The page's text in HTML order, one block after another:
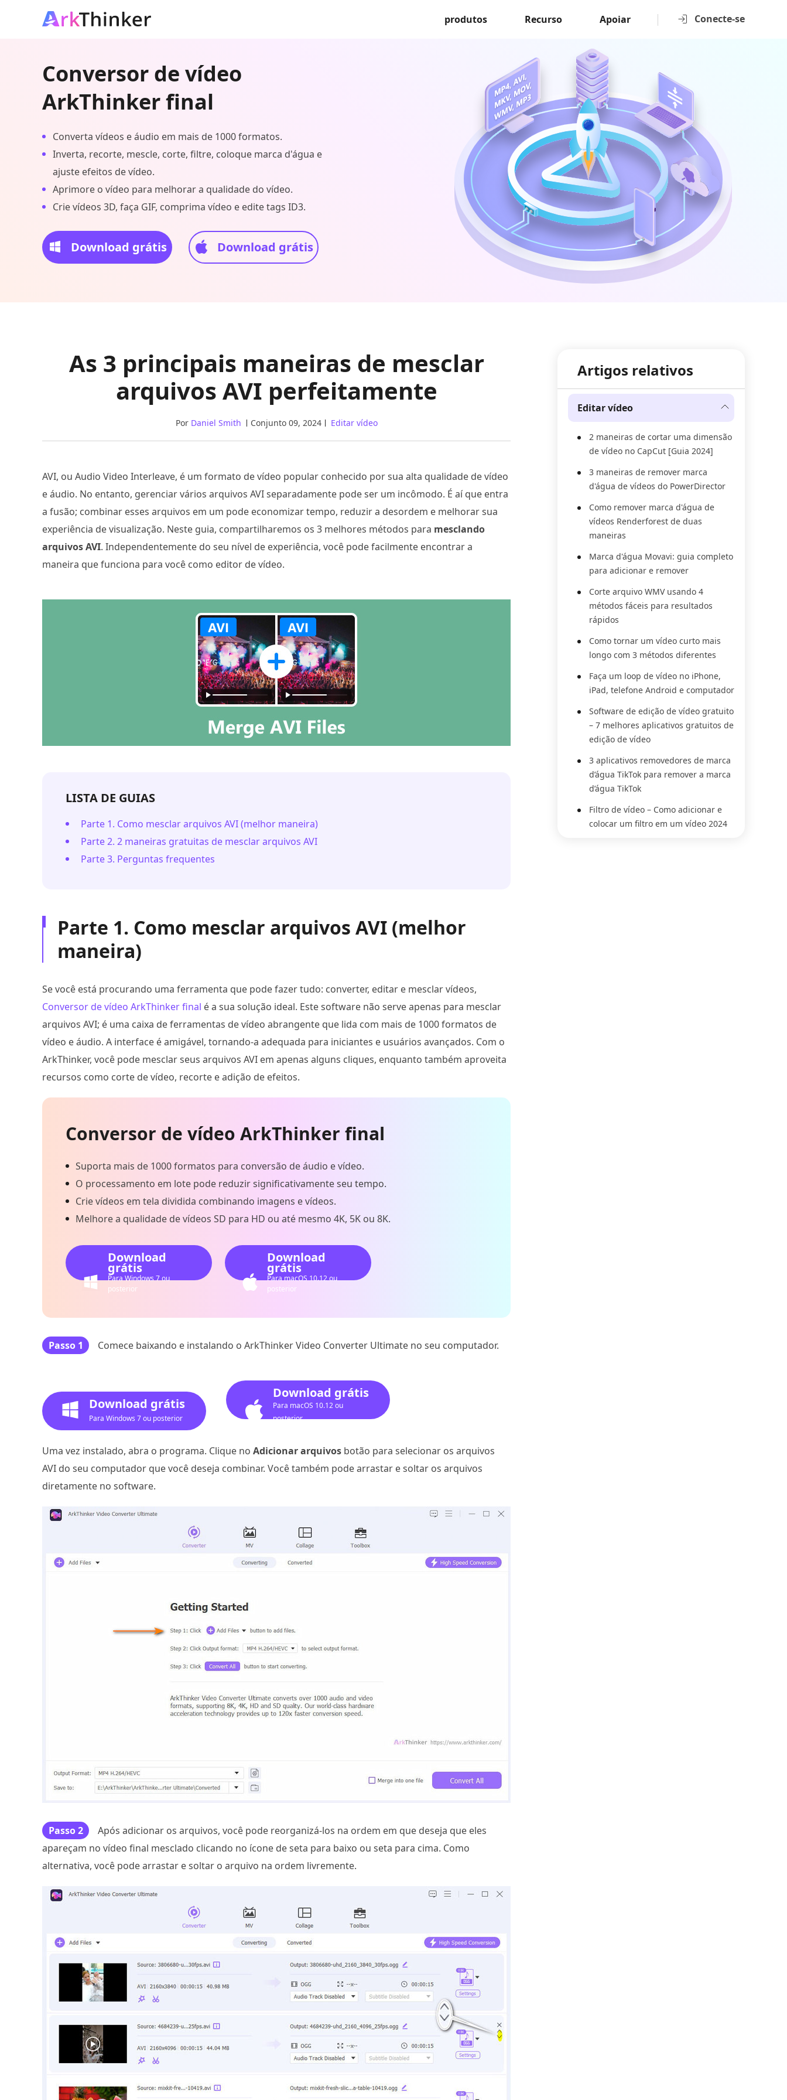
Conecte-se
produtos Recurso Apoiar
Conversor de vídeo
ArkThinker final
Converta vídeos e áudio em mais de 1000 formatos.
Inverta, recorte, mescle, corte, filtre, coloque marca d'água e
ajuste efeitos de vídeo.
Aprimore o vídeo para melhorar a qualidade do vídeo.
Crie vídeos 3D, faça GIF, comprima vídeo e edite tags ID3.
Download grátis Download grátis
As 3 principais maneiras de mesclar
arquivos AVI perfeitamente
Por Daniel Smith Conjunto 09, 2024 Editar vídeo
AVI, ou Audio Video Interleave, é um formato de vídeo popular conhecido por sua alta qualidade de vídeo
e áudio. No entanto, gerenciar vários arquivos AVI separadamente pode ser um incômodo. É aí que entra
a fusão; combinar esses arquivos em um pode economizar tempo, reduzir a desordem e melhorar sua
experiência de visualização. Neste guia, compartilharemos os 3 melhores métodos para mesclando
arquivos AVI. Independentemente do seu nível de experiência, você pode facilmente encontrar a
maneira que funciona para você como editor de vídeo.
LISTA DE GUIAS
Parte 1. Como mesclar arquivos AVI (melhor maneira)
Parte 2. 2 maneiras gratuitas de mesclar arquivos AVI
Parte 3. Perguntas frequentes
Parte 1. Como mesclar arquivos AVI (melhor
maneira)
Se você está procurando uma ferramenta que pode fazer tudo: converter, editar e mesclar vídeos,
Conversor de vídeo ArkThinker final é a sua solução ideal. Este software não serve apenas para mesclar
arquivos AVI; é uma caixa de ferramentas de vídeo abrangente que lida com mais de 1000 formatos de
vídeo e áudio. A interface é amigável, tornando-a adequada para iniciantes e usuários avançados. Com o
ArkThinker, você pode mesclar seus arquivos AVI em apenas alguns cliques, enquanto também aproveita
recursos como corte de vídeo, recorte e adição de efeitos.
Conversor de vídeo ArkThinker final
Suporta mais de 1000 formatos para conversão de áudio e vídeo.
O processamento em lote pode reduzir significativamente seu tempo.
Crie vídeos em tela dividida combinando imagens e vídeos.
Melhore a qualidade de vídeos SD para HD ou até mesmo 4K, 5K ou 8K.
Download
grátis
Para Windows 7 ou
posterior
Download
grátis
Para macOS 10.12 ou
posterior
Passo 1 Comece baixando e instalando o ArkThinker Video Converter Ultimate no seu computador.
Download grátis
Para Windows 7 ou posterior
Download grátis
Para macOS 10.12 ou
posterior
Uma vez instalado, abra o programa. Clique no Adicionar arquivos botão para selecionar os arquivos
AVI do seu computador que você deseja combinar. Você também pode arrastar e soltar os arquivos
diretamente no software.
Passo 2
Após adicionar os arquivos, você pode reorganizá-los na ordem em que deseja que eles
apareçam no vídeo final mesclado clicando no ícone de seta para baixo ou seta para cima. Como
alternativa, você pode arrastar e soltar o arquivo na ordem livremente.
Artigos relativos
Editar vídeo
2 maneiras de cortar uma dimensão
de vídeo no CapCut [Guia 2024]
3 maneiras de remover marca
d'água de vídeos do PowerDirector
Como remover marca d'água de
vídeos Renderforest de duas
maneiras
Marca d'água Movavi: guia completo
para adicionar e remover
Corte arquivo WMV usando 4
métodos fáceis para resultados
rápidos
Como tornar um vídeo curto mais
longo com 3 métodos diferentes
Faça um loop de vídeo no iPhone,
iPad, telefone Android e computador
Software de edição de vídeo gratuito
– 7 melhores aplicativos gratuitos de
edição de vídeo
3 aplicativos removedores de marca
d’água TikTok para remover a marca
d’água TikTok
Filtro de vídeo – Como adicionar e
colocar um filtro em um vídeo 2024